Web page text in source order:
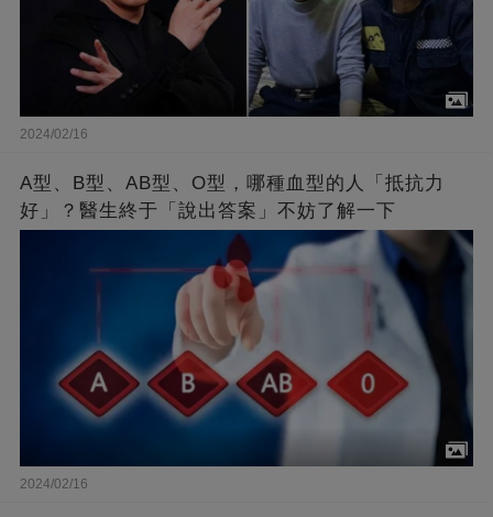
2024/02/16
A型、B型、AB型、O型，哪種血型的人「抵抗力
好」？醫生終于「說出答案」不妨了解一下
2024/02/16